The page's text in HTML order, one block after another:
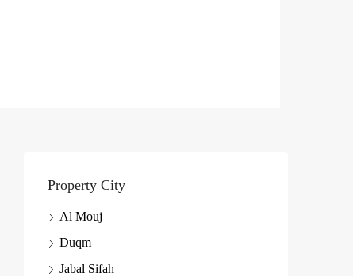
Property City
Al Mouj
Duqm
Jabal Sifah